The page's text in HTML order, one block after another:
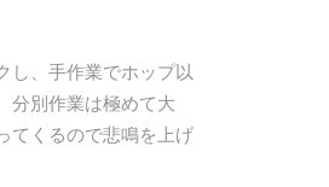
し、手作業でホップ以
分別作業は極めて大
てくるので悲鳴を上げ